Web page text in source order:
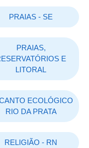
PRAIAS - SE
PRAIAS,
E
LITORAL
ECOLÓGICO
RIO DA PRATA
RELIGIÃO - RN